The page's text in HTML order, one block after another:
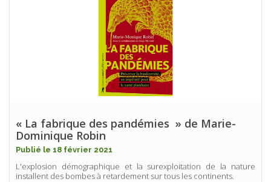
« La fabrique des pandémies » de Marie-
Dominique Robin
Publié le 18 février 2021
L'explosion démographique et la surexploitation de la nature
installent des bombes à retardement sur tous les continents.